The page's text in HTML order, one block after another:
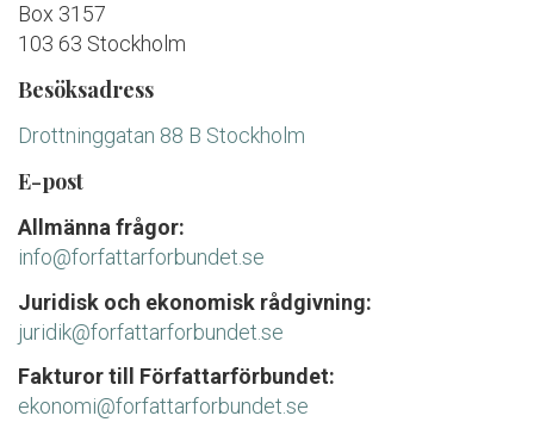
Box 3157
103 63 Stockholm
Besöksadress
Drottninggatan 88 B Stockholm
E-post
Allmänna frågor:
info@forfattarforbundet.se
Juridisk och ekonomisk rådgivning:
juridik@forfattarforbundet.se
Fakturor till Författarförbundet:
ekonomi@forfattarforbundet.se